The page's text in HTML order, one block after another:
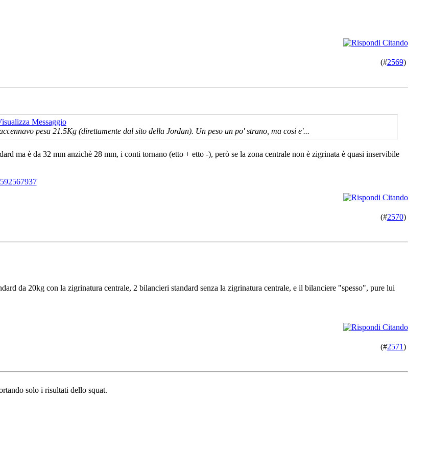
(#2569)
pesa 21.5Kg (direttamente dal sito della Jordan). Un peso un po' strano, ma cosi e'...
ma è da 32 mm anzichè 28 mm, i conti tornano (etto + etto -), però se la zona centrale non è zigrinata è quasi inservibile
(#2570)
da 20kg con la zigrinatura centrale, 2 bilancieri standard senza la zigrinatura centrale, e il bilanciere "spesso", pure lui
(#2571)
solo i risultati dello squat.